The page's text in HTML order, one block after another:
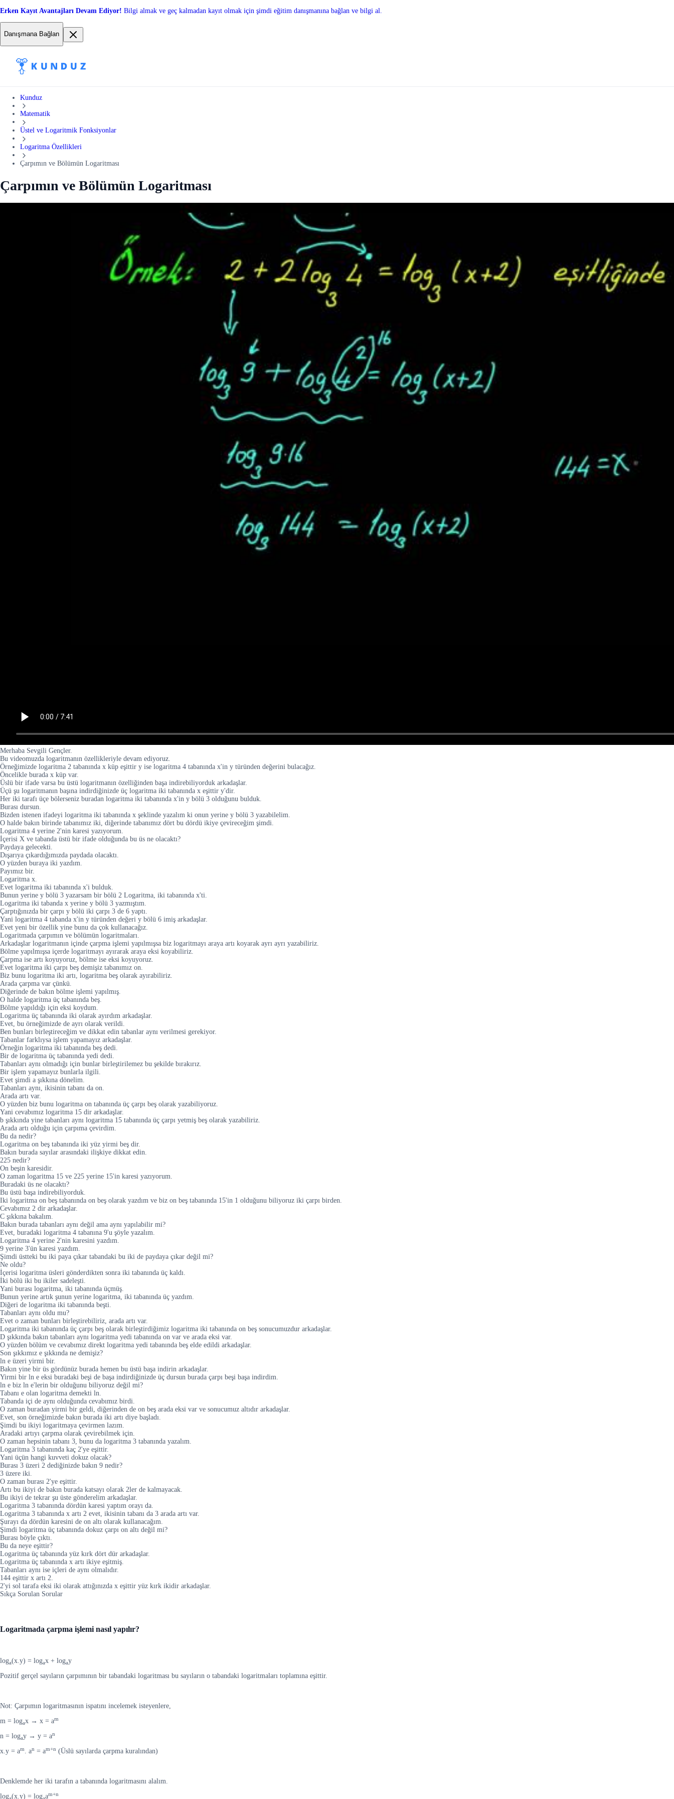
Erken Kayıt Avantajları Devam Ediyor! Bilgi almak ve geç kalmadan kayıt olmak için şimdi eğitim danışmanına bağlan ve bilgi al.
Danışmana Bağlan
Kunduz
Matematik
Üstel ve Logaritmik Fonksiyonlar
Logaritma Özellikleri
Çarpımın ve Bölümün Logaritması
Çarpımın ve Bölümün Logaritması
Merhaba Sevgili Gençler.
Bu videomuzda logaritmanın özellikleriyle devam ediyoruz.
Örneğimizde logaritma 2 tabanında x küp eşittir y ise logaritma 4 tabanında x'in y türünden değerini bulacağız.
Öncelikle burada x küp var.
Üslü bir ifade varsa bu üstü logaritmanın özelliğinden başa indirebiliyorduk arkadaşlar.
Üçü şu logaritmanın başına indirdiğinizde üç logaritma iki tabanında x eşittir y'dir.
Her iki tarafı üçe bölerseniz buradan logaritma iki tabanında x'in y bölü 3 olduğunu bulduk.
Burası dursun.
Bizden istenen ifadeyi logaritma iki tabanında x şeklinde yazalım ki onun yerine y bölü 3 yazabilelim.
O halde bakın birinde tabanımız iki, diğerinde tabanımız dört bu dördü ikiye çevireceğim şimdi.
Logaritma 4 yerine 2'nin karesi yazıyorum.
İçerisi X ve tabanda üstü bir ifade olduğunda bu üs ne olacaktı?
Paydaya gelecekti.
Dışarıya çıkardığımızda paydada olacaktı.
O yüzden buraya iki yazdım.
Payımız bir.
Logaritma x.
Evet logaritma iki tabanında x'i bulduk.
Bunun yerine y bölü 3 yazarsam bir bölü 2 Logaritma, iki tabanında x'ti.
Logaritma iki tabanda x yerine y bölü 3 yazmıştım.
Çarptığınızda bir çarpı y bölü iki çarpı 3 de 6 yaptı.
Yani logaritma 4 tabanda x'in y türünden değeri y bölü 6 imiş arkadaşlar.
Evet yeni bir özellik yine bunu da çok kullanacağız.
Logaritmada çarpımın ve bölümün logaritmaları.
Arkadaşlar logaritmanın içinde çarpma işlemi yapılmışsa biz logaritmayı araya artı koyarak ayrı ayrı yazabiliriz.
Bölme yapılmışsa içerde logaritmayı ayırarak araya eksi koyabiliriz.
Çarpma ise artı koyuyoruz, bölme ise eksi koyuyoruz.
Evet logaritma iki çarpı beş demişiz tabanımız on.
Biz bunu logaritma iki artı, logaritma beş olarak ayırabiliriz.
Arada çarpma var çünkü.
Diğerinde de bakın bölme işlemi yapılmış.
O halde logaritma üç tabanında beş.
Bölme yapıldığı için eksi koydum.
Logaritma üç tabanında iki olarak ayırdım arkadaşlar.
Evet, bu örneğimizde de ayrı olarak verildi.
Ben bunları birleştireceğim ve dikkat edin tabanlar aynı verilmesi gerekiyor.
Tabanlar farklıysa işlem yapamayız arkadaşlar.
Örneğin logaritma iki tabanında beş dedi.
Bir de logaritma üç tabanında yedi dedi.
Tabanları aynı olmadığı için bunlar birleştirilemez bu şekilde bırakırız.
Bir işlem yapamayız bunlarla ilgili.
Evet şimdi a şıkkına dönelim.
Tabanları aynı, ikisinin tabanı da on.
Arada artı var.
O yüzden biz bunu logaritma on tabanında üç çarpı beş olarak yazabiliyoruz.
Yani cevabımız logaritma 15 dir arkadaşlar.
b şıkkında yine tabanları aynı logaritma 15 tabanında üç çarpı yetmiş beş olarak yazabiliriz.
Arada artı olduğu için çarpıma çevirdim.
Bu da nedir?
Logaritma on beş tabanında iki yüz yirmi beş dir.
Bakın burada sayılar arasındaki ilişkiye dikkat edin.
225 nedir?
On beşin karesidir.
O zaman logaritma 15 ve 225 yerine 15'in karesi yazıyorum.
Buradaki üs ne olacaktı?
Bu üstü başa indirebiliyorduk.
Iki logaritma on beş tabanında on beş olarak yazdım ve biz on beş tabanında 15'in 1 olduğunu biliyoruz iki çarpı birden.
Cevabımız 2 dir arkadaşlar.
C şıkkına bakalım.
Bakın burada tabanları aynı değil ama aynı yapılabilir mi?
Evet, buradaki logaritma 4 tabanına 9'u şöyle yazalım.
Logaritma 4 yerine 2'nin karesini yazdım.
9 yerine 3'ün karesi yazdım.
Şimdi üstteki bu iki paya çıkar tabandaki bu iki de paydaya çıkar değil mi?
Ne oldu?
İçerisi logaritma üsleri gönderdikten sonra iki tabanında üç kaldı.
İki bölü iki bu ikiler sadeleşti.
Yani burası logaritma, iki tabanında üçmüş.
Bunun yerine artık şunun yerine logaritma, iki tabanında üç yazdım.
Diğeri de logaritma iki tabanında beşti.
Tabanları aynı oldu mu?
Evet o zaman bunları birleştirebiliriz, arada artı var.
Logaritma iki tabanında üç çarpı beş olarak birleştirdiğimiz logaritma iki tabanında on beş sonucumuzdur arkadaşlar.
D şıkkında bakın tabanları aynı logaritma yedi tabanında on var ve arada eksi var.
O yüzden bölüm ve cevabımız direkt logaritma yedi tabanında beş elde edildi arkadaşlar.
Son şıkkımız e şıkkında ne demişiz?
ln e üzeri yirmi bir.
Bakın yine bir üs gördünüz burada hemen bu üstü başa indirin arkadaşlar.
Yirmi bir ln e eksi buradaki beşi de başa indirdiğinizde üç dursun burada çarpı beşi başa indirdim.
ln e biz ln e'lerin bir olduğunu biliyoruz değil mi?
Tabanı e olan logaritma demekti ln.
Tabanda içi de aynı olduğunda cevabımız birdi.
O zaman buradan yirmi bir geldi, diğerinden de on beş arada eksi var ve sonucumuz altıdır arkadaşlar.
Evet, son örneğimizde bakın burada iki artı diye başladı.
Şimdi bu ikiyi logaritmaya çevirmen lazım.
Aradaki artıyı çarpma olarak çevirebilmek için.
O zaman hepsinin tabanı 3, bunu da logaritma 3 tabanında yazalım.
Logaritma 3 tabanında kaç 2'ye eşittir.
Yani üçün hangi kuvveti dokuz olacak?
Burası 3 üzeri 2 dediğinizde bakın 9 nedir?
3 üzere iki.
O zaman burası 2'ye eşittir.
Artı bu ikiyi de bakın burada katsayı olarak 2ler de kalmayacak.
Bu ikiyi de tekrar şu üste gönderelim arkadaşlar.
Logaritma 3 tabanında dördün karesi yaptım orayı da.
Logaritma 3 tabanında x artı 2 evet, ikisinin tabanı da 3 arada artı var.
Şurayı da dördün karesini de on altı olarak kullanacağım.
Şimdi logaritma üç tabanında dokuz çarpı on altı değil mi?
Burası böyle çıktı.
Bu da neye eşittir?
Logaritma üç tabanında yüz kırk dört dür arkadaşlar.
Logaritma üç tabanında x artı ikiye eşitmiş.
Tabanları aynı ise içleri de aynı olmalıdır.
144 eşittir x artı 2.
2'yi sol tarafa eksi iki olarak attığınızda x eşittir yüz kırk ikidir arkadaşlar.
Sıkça Sorulan Sorular
Logaritmada çarpma işlemi nasıl yapılır?
loga(x.y) = logax + logay
Pozitif gerçel sayıların çarpımının bir tabandaki logaritması bu sayıların o tabandaki logaritmaları toplamına eşittir.
Not: Çarpımın logaritmasının ispatını incelemek isteyenlere,
m = logax → x = am
n = logay → y = an
x.y = am. an = am+n (Üslü sayılarda çarpma kuralından)
Denklemde her iki tarafın a tabanında logaritmasını alalım.
log (x.y) = log am+n